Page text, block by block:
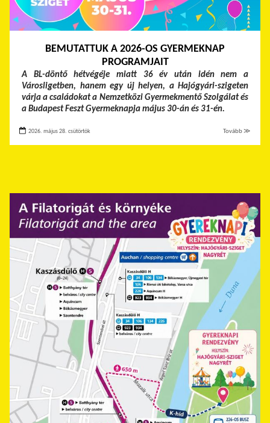
BEMUTATTUK A 2026-OS GYERMEKNAP
PROGRAMJAIT
A BL-döntő hétvégéje miatt 36 év után idén nem a
Városligetben, hanem egy új helyen, a Hajógyári-szigeten
várja a családokat a Nemzetközi Gyermekmentő Szolgálat és
a Budapest Feszt Gyermeknapja május 30-án és 31-én.
2026. május 28. csütörtök Tovább ≫